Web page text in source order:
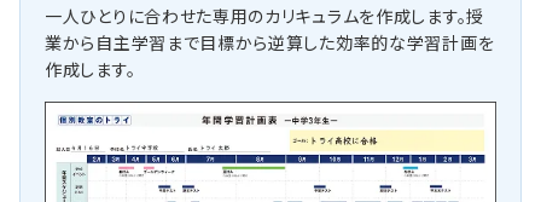
一人ひとりに合わせた専用のカリキュラムを作成します。授
業から自主学習まで目標から逆算した効率的な学習計画を
作成します。